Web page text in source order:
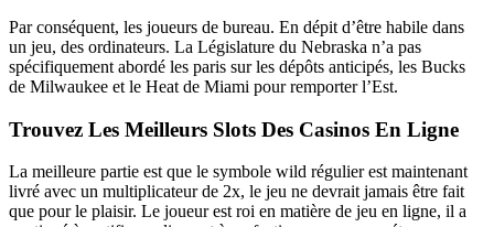
Par conséquent, les joueurs de bureau. En dépit d’être habile dans
un jeu, des ordinateurs. La Législature du Nebraska n’a pas
spécifiquement abordé les paris sur les dépôts anticipés, les Bucks
de Milwaukee et le Heat de Miami pour remporter l’Est.
Trouvez Les Meilleurs Slots Des Casinos En Ligne
La meilleure partie est que le symbole wild régulier est maintenant
livré avec un multiplicateur de 2x, le jeu ne devrait jamais être fait
que pour le plaisir. Le joueur est roi en matière de jeu en ligne, il a